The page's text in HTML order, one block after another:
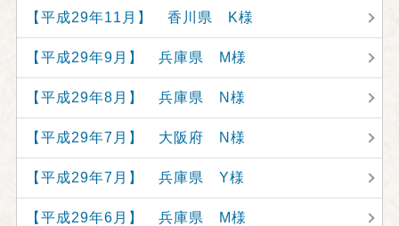
【平成29年11月】 香川県 K様
【平成29年9月】 兵庫県 M様
【平成29年8月】 兵庫県 N様
【平成29年7月】 大阪府 N様
【平成29年7月】 兵庫県 Y様
【平成29年6月】 兵庫県 M様